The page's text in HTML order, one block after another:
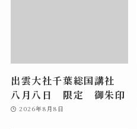
出雲大社千葉総国講社
八月八日 限定 御朱印
2026年8月8日